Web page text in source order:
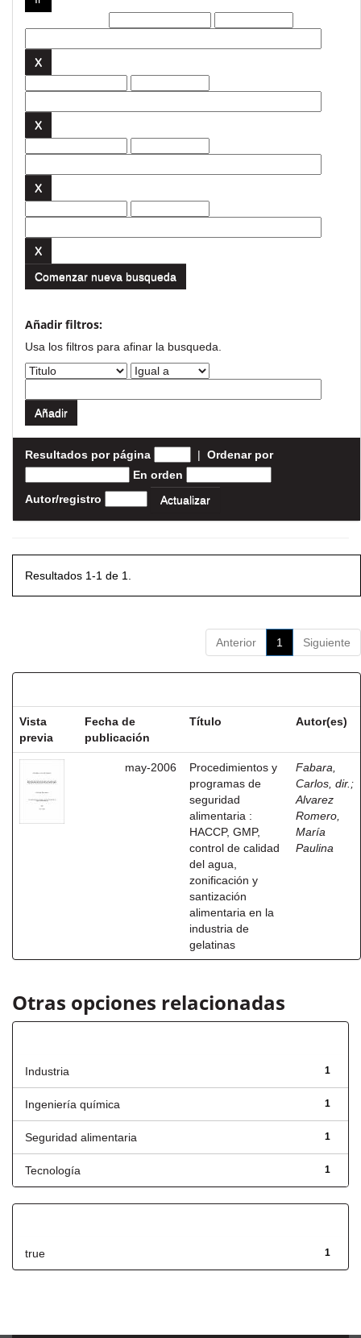
Comenzar nueva busqueda
Añadir filtros:
Usa los filtros para afinar la busqueda.
Resultados por página | Ordenar por
En orden
Autor/registro
Resultados 1-1 de 1.
Anterior 1 Siguiente
Vista
previa
Fecha de
publicación
Título Autor(es)
may-2006
Procedimientos y
programas de
seguridad
alimentaria :
HACCP, GMP,
control de calidad
del agua,
zonificación y
santización
alimentaria en la
industria de
gelatinas
Fabara,
Carlos, dir. ;
Alvarez
Romero,
María
Paulina
Otras opciones relacionadas
1
Industria
1
Ingeniería química
1
Seguridad alimentaria
1
Tecnología
1
true